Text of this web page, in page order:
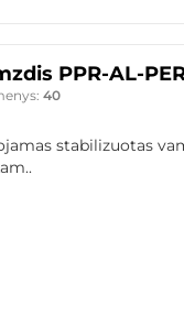
PPR-AL-
40
stabilizuotas